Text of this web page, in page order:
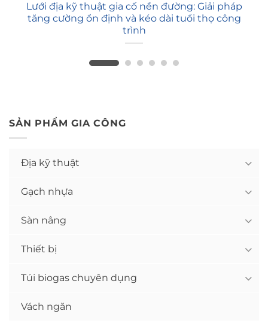
Lưới địa kỹ thuật gia cố nền đường: Giải pháp
tăng cường ổn định và kéo dài tuổi thọ công
trình
SẢN PHẨM GIA CÔNG
Địa kỹ thuật
Gạch nhựa
Sàn nâng
Thiết bị
Túi biogas chuyên dụng
Vách ngăn